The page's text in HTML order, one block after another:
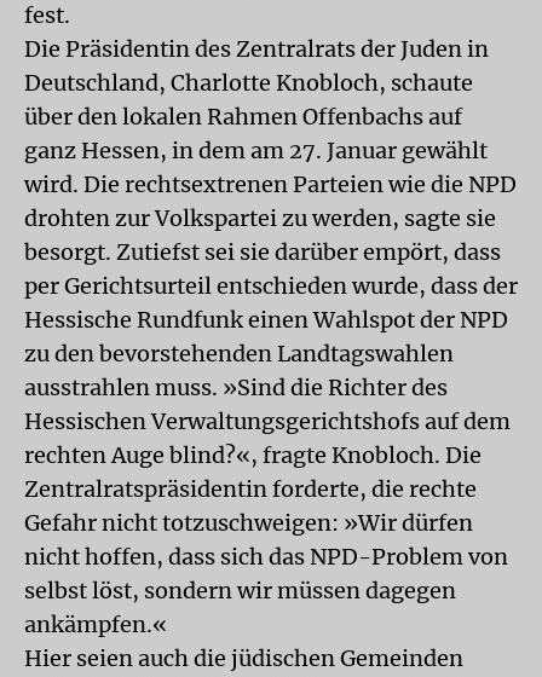
fest.
Die Präsidentin des Zentralrats der Juden in
Deutschland, Charlotte Knobloch, schaute
über den lokalen Rahmen Offenbachs auf
ganz Hessen, in dem am 27. Januar gewählt
wird. Die rechtsextrenen Parteien wie die NPD
drohten zur Volkspartei zu werden, sagte sie
besorgt. Zutiefst sei sie darüber empört, dass
per Gerichtsurteil entschieden wurde, dass der
Hessische Rundfunk einen Wahlspot der NPD
zu den bevorstehenden Landtagswahlen
ausstrahlen muss. »Sind die Richter des
Hessischen Verwaltungsgerichtshofs auf dem
rechten Auge blind?«, fragte Knobloch. Die
Zentralratspräsidentin forderte, die rechte
Gefahr nicht totzuschweigen: »Wir dürfen
nicht hoffen, dass sich das NPD-Problem von
selbst löst, sondern wir müssen dagegen
ankämpfen.«
Hier seien auch die jüdischen Gemeinden